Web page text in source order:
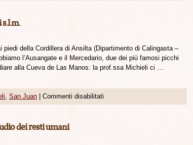
della Cordillera di Ansilta (Dipartimento di Calingasta –
l’Ausangate e il Mercedario, due dei più famosi picchi
alla Cueva de Las Manos: la prof.ssa Michieli ci …
, San Juan Commenti disabilitati
dei resti umani